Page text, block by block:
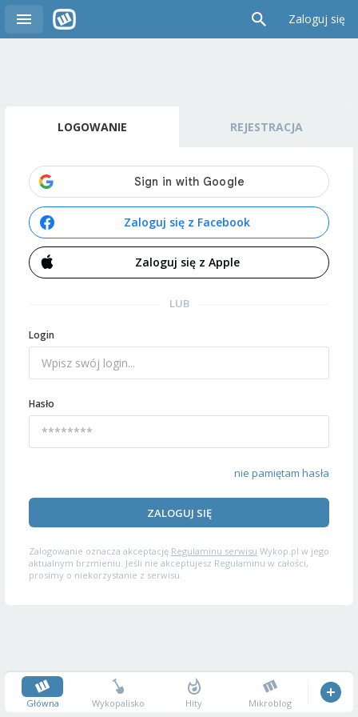
Zaloguj się
LOGOWANIE REJESTRACJA
Zaloguj się z Facebook
Zaloguj się z Apple
LUB
Login
Hasło
nie pamiętam hasła
ZALOGUJ SIĘ
Zalogowanie oznacza akceptację Regulaminu serwisu Wykop.pl w jego
aktualnym brzmieniu. Jeśli nie akceptujesz Regulaminu w całości,
prosimy o niekorzystanie z serwisu.
Główna Wykopalisko Hity Mikroblog